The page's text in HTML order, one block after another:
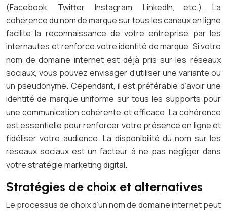
(Facebook, Twitter, Instagram, LinkedIn, etc.). La
cohérence du nom de marque sur tous les canaux en ligne
facilite la reconnaissance de votre entreprise par les
internautes et renforce votre identité de marque. Si votre
nom de domaine internet est déjà pris sur les réseaux
sociaux, vous pouvez envisager d’utiliser une variante ou
un pseudonyme. Cependant, il est préférable d’avoir une
identité de marque uniforme sur tous les supports pour
une communication cohérente et efficace. La cohérence
est essentielle pour renforcer votre présence en ligne et
fidéliser votre audience. La disponibilité du nom sur les
réseaux sociaux est un facteur à ne pas négliger dans
votre stratégie marketing digital.
Stratégies de choix et alternatives
Le processus de choix d’un nom de domaine internet peut